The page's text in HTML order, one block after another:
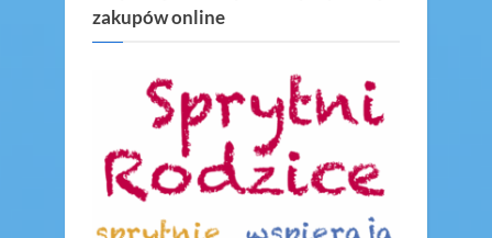
s
t
zakupów online